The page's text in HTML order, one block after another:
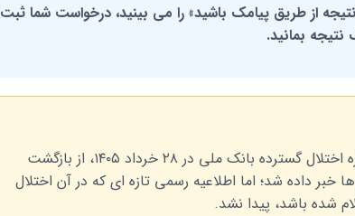
از طریق پیامک باشید» را می بینید، درخواست شما ثبت
بمانید.
در آخرین اطلاعیه عمومی منتشرشده درباره اختلال گسترده بانک ملی در ۲۸ خرداد ۱۴۰۵، از بازگشت
داده شد؛ اما اطلاعیه رسمی تازه ای که در آن اختلال
شده باشد، پیدا نشد.